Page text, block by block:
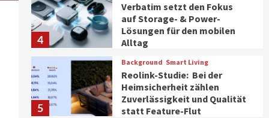
4
Verbatim setzt den Fokus
auf Storage- & Power-
Lösungen für den mobilen
Alltag
5
Background Smart Living
Reolink-Studie: Bei der
Heimsicherheit zählen
Zuverlässigkeit und Qualität
statt Feature-Flut